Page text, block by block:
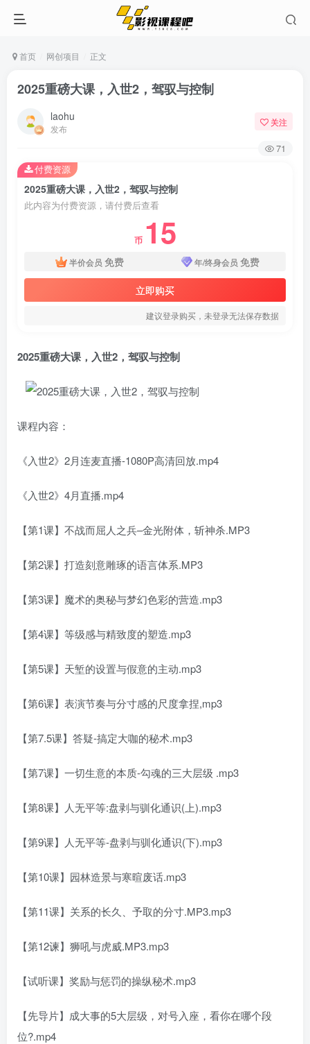
首页 网创项目 正文
2025重磅大课，入世2，驾驭与控制
laohu
发布
关注
71
2025重磅大课，入世2，驾驭与控制
此内容为付费资源，请付费后查看
币 15
半价会员 免费 年/终身会员 免费
立即购买
建议登录购买，未登录无法保存数据
付费资源
2025重磅大课，入世2，驾驭与控制
课程内容：
《入世2》2月连麦直播-1080P高清回放.mp4
《入世2》4月直播.mp4
【第1课】不战而屈人之兵–金光附体，斩神杀.MP3
【第2课】打造刻意雕琢的语言体系.MP3
【第3课】魔术的奥秘与梦幻色彩的营造.mp3
【第4课】等级感与精致度的塑造.mp3
【第5课】天堑的设置与假意的主动.mp3
【第6课】表演节奏与分寸感的尺度拿捏,mp3
【第7.5课】答疑-搞定大咖的秘术.mp3
【第7课】一切生意的本质-勾魂的三大层级 .mp3
【第8课】人无平等:盘剥与驯化通识(上).mp3
【第9课】人无平等-盘剥与驯化通识(下).mp3
【第10课】园林造景与寒暄废话.mp3
【第11课】关系的长久、予取的分寸.MP3.mp3
【第12谏】狮吼与虎威.MP3.mp3
【试听课】奖励与惩罚的操纵秘术.mp3
【先导片】成大事的5大层级，对号入座，看你在哪个段
位?.mp4